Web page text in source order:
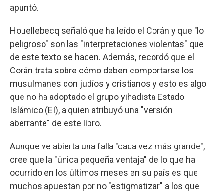
apuntó.
Houellebecq señaló que ha leído el Corán y que "lo
peligroso" son las "interpretaciones violentas" que
de este texto se hacen. Además, recordó que el
Corán trata sobre cómo deben comportarse los
musulmanes con judíos y cristianos y esto es algo
que no ha adoptado el grupo yihadista Estado
Islámico (EI), a quien atribuyó una "versión
aberrante" de este libro.
Aunque ve abierta una falla "cada vez más grande",
cree que la "única pequeña ventaja" de lo que ha
ocurrido en los últimos meses en su país es que
muchos apuestan por no "estigmatizar" a los que